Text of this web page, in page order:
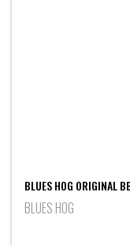
BLUES HOG ORIGINAL
BLUES HOG